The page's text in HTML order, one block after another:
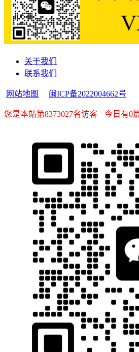
关于我们
联系我们
网站地图 闽ICP备2022004662号
您是本站第8373027名访客 今日有0